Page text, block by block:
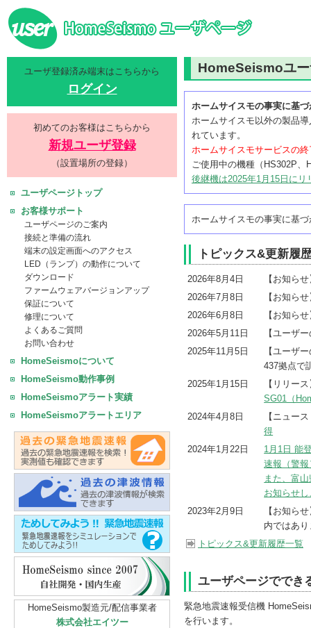
ユーザ登録済み端末はこちらから
ログイン
初めてのお客様はこちらから
新規ユーザ登録
（設置場所の登録）
ユーザページトップ
お客様サポート
ユーザページのご案内
接続と準備の流れ
端末の設定画面へのアクセス
LED（ランプ）の動作について
ダウンロード
ファームウェアバージョンアップ
保証について
修理について
よくあるご質問
お問い合わせ
HomeSeismoについて
HomeSeismo動作事例
HomeSeismoアラート実績
HomeSeismoアラートエリア
HomeSeismo製造元/配信事業者
株式会社エイツー
HomeSeismoユ
ホームサイスモの事実に基
ホームサイスモ以外の製品
れています。
ホームサイスモサービスの
ご使用中の機種（HS302P、
後継機は2025年1月15日にリ
ホームサイスモの事実に基
トピックス&更新履
2026年8月4日
【お知ら
2026年7月8日
【お知ら
2026年6月8日
【お知ら
2026年5月11日
【ユーザ
2025年11月5日
【ユーザ
437拠点で
2025年1月15日
【リリー
SG01（
2024年4月8日
【ニュー
得
2024年1月22日
1月1日 能
速報（警
また、富
お知らせ
2023年2月9日
【お知ら
内ではあ
トピックス&更新履歴一覧
ユーザページででき
緊急地震速報受信機
を行います。